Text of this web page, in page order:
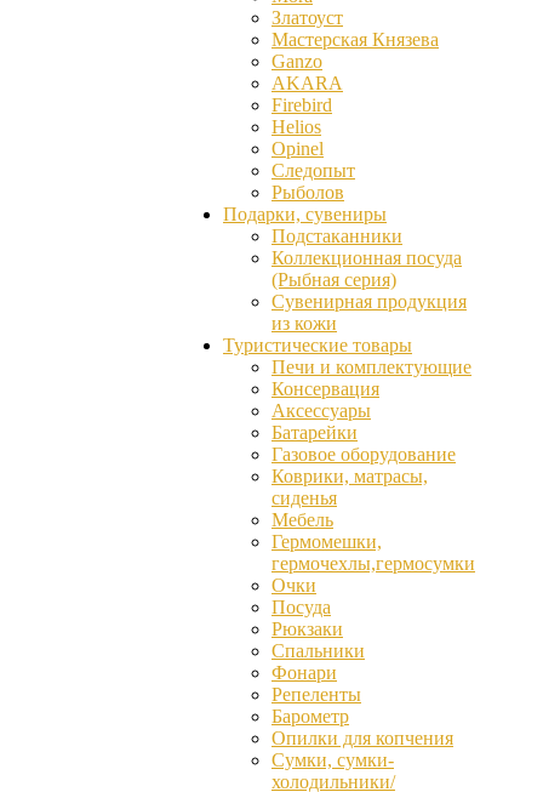
Златоуст
Мастерская Князева
Ganzо
AKARA
Firebird
Helios
Opinel
Следопыт
Рыболов
Подарки, сувениры
Подстаканники
Коллекционная посуда
(Рыбная серия)
Сувенирная продукция
из кожи
Туристические товары
Печи и комплектующие
Консервация
Аксессуары
Батарейки
Газовое оборудование
Коврики, матрасы,
сиденья
Мебель
Гермомешки,
гермочехлы,гермосумки
Очки
Посуда
Рюкзаки
Спальники
Фонари
Репеленты
Барометр
Опилки для копчения
Сумки, сумки-
холодильники/